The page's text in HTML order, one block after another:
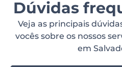
Dúvidas
Veja as principais
vocês sobre os nossos
em